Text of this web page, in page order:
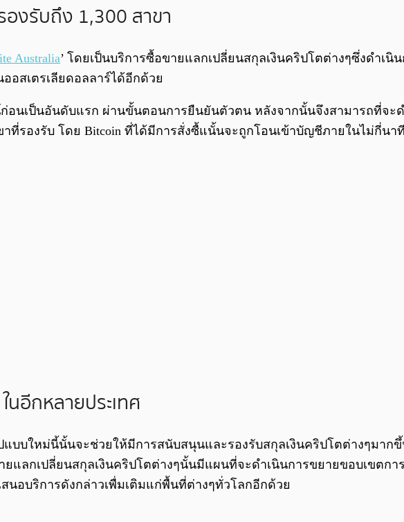
องรับถึง 1,300 สาขา
Australia’ โดยเป็นบริการซื้อขายแลกเปลี่ยนสกุลเงินคริปโตต่างๆซึ่งดำเนิ
ออสเตรเลียดอลลาร์ได้อีกด้วย
อนเป็นอันดับแรก ผ่านขั้นตอนการยืนยันตัวตน หลังจากนั้นจึงสามารถที่จะด
ที่รองรับ โดย Bitcoin ที่ได้มีการสั่งซื้แนั้นจะถูกโอนเข้าบัญชีภายในไม่กี่น
อีกหลายประเทศ
แบบใหม่นี้นั้นจะช่วยให้มีการสนับสนุนและรองรับสกุลเงินคริปโตต่างๆมา
ลกเปลี่ยนสกุลเงินคริปโตต่างๆนั้นมีแผนที่จะดำเนินการขยายขอบเขตกา
นอบริการดังกล่าวเพื่มเติมแก่พื้นที่ต่างๆทั่วโลกอีกด้วย